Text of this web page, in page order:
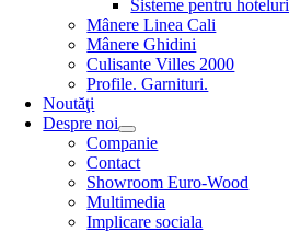
Sisteme pentru hoteluri
Mânere Linea Cali
Mânere Ghidini
Culisante Villes 2000
Profile. Garnituri.
Noutăţi
Despre noi
Companie
Contact
Showroom Euro-Wood
Multimedia
Implicare sociala